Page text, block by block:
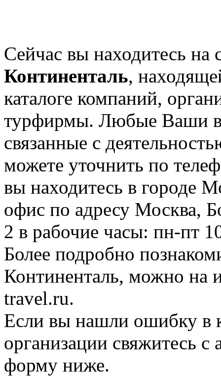
Сейчас вы находитесь на
Континенталь,
каталоге компаний,
турфирмы. Любые Ваши
связанные с
можете уточнить по
вы находитесь в городе
офис по адресу Москва,
2 в рабочие часы: пн-пт
Более подробно
Континенталь, можно на
travel.ru.
Если вы нашли ошибку в
организации свяжитесь
форму ниже.